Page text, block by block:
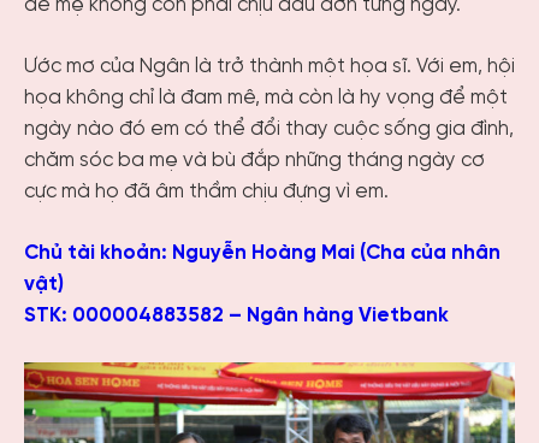
để mẹ không còn phải chịu đau đớn từng ngày.
Ước mơ của Ngân là trở thành một họa sĩ. Với em, hội
họa không chỉ là đam mê, mà còn là hy vọng để một
ngày nào đó em có thể đổi thay cuộc sống gia đình,
chăm sóc ba mẹ và bù đắp những tháng ngày cơ
cực mà họ đã âm thầm chịu đựng vì em.
Chủ tài khoản: Nguyễn Hoàng Mai (Cha của nhân
vật)
STK: 000004883582 – Ngân hàng Vietbank